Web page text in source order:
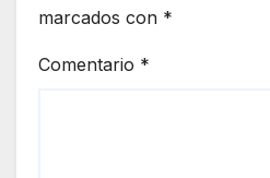
marcados con *
Comentario *